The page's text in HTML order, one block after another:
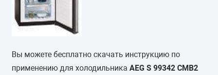
Вы можете бесплатно скачать инструкцию по
применению для холодильника AEG S 99342 CMB2